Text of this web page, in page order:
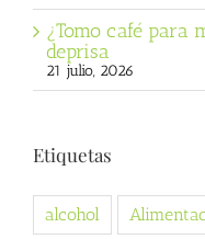
¿Tomo café para
deprisa
21 julio, 2026
Etiquetas
alcohol